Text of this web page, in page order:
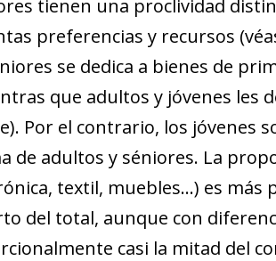
tienen una proclividad
preferencias y recursos
se dedica a bienes de
que adultos y jóvenes les
Por el contrario, los jóvenes
de adultos y séniores. La
textil, muebles...) es más
del total, aunque con
casi la mitad del